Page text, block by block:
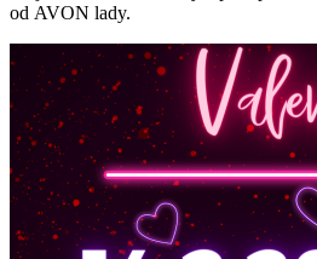
od AVON lady.